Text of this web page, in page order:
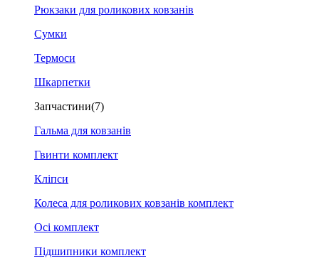
Рюкзаки для роликових ковзанів
Сумки
Термоси
Шкарпетки
Запчастини(7)
Гальма для ковзанів
Гвинти комплект
Кліпси
Колеса для роликових ковзанів комплект
Осі комплект
Підшипники комплект